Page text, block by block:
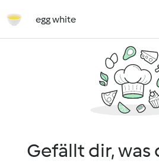
egg white
Gefällt dir, was